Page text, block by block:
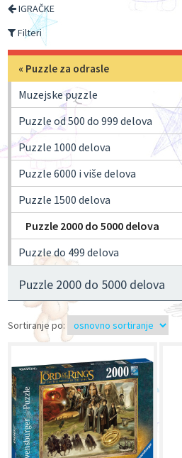
IGRAČKE
Filteri
« Puzzle za odrasle
Muzejske puzzle
Puzzle od 500 do 999 delova
Puzzle 1000 delova
Puzzle 6000 i više delova
Puzzle 1500 delova
Puzzle 2000 do 5000 delova
Puzzle do 499 delova
Puzzle 2000 do 5000 delova
Sortiranje po: